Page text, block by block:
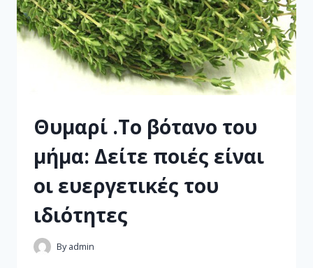
Θυμαρί .Το βότανο του
μήμα: Δείτε ποιές είναι
οι ευεργετικές του
ιδιότητες
By admin